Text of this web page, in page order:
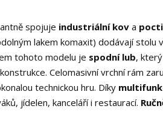
spojuje industriální kov a
lakem komaxit) dodávají stolu
tohoto modelu je spodní lub,
Celomasivní vrchní rám
technickou hru. Díky
jídelen, kanceláří i restaurací.